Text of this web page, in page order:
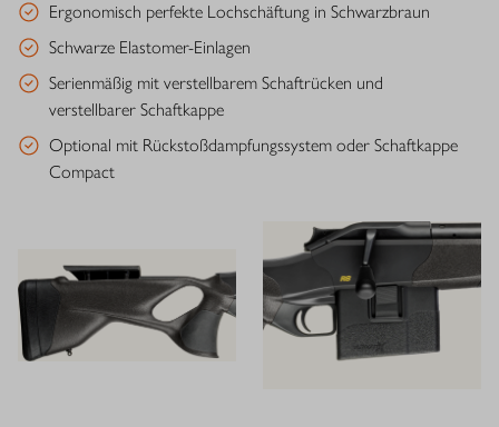
Ergonomisch perfekte Lochschäftung in Schwarzbraun
Schwarze Elastomer-Einlagen
Serienmäßig mit verstellbarem Schaftrücken und
verstellbarer Schaftkappe
Optional mit Rückstoßdampfungssystem oder Schaftkappe
Compact